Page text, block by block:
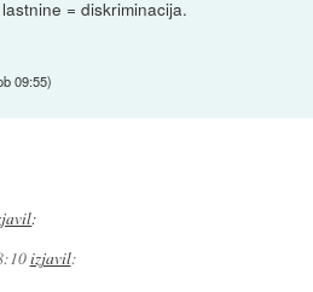
= diskriminacija.
09:55)
:
izjavil: